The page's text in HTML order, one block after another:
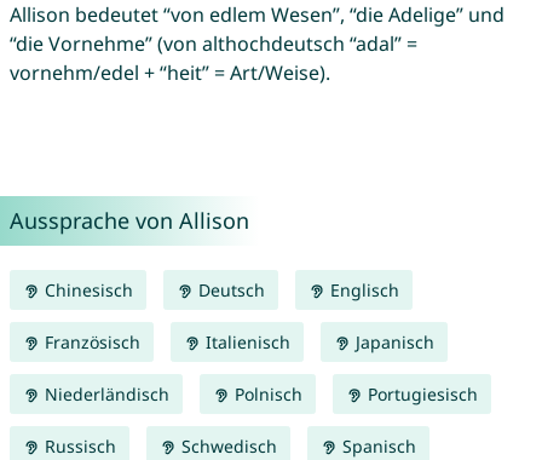
Allison bedeutet “von edlem Wesen”, “die Adelige” und
“die Vornehme” (von althochdeutsch “adal” =
vornehm/edel + “heit” = Art/Weise).
Aussprache von Allison
Chinesisch Deutsch Englisch
Französisch Italienisch Japanisch
Niederländisch Polnisch Portugiesisch
Russisch Schwedisch Spanisch